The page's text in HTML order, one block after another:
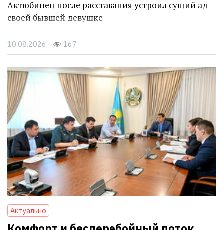
Актюбинец после расставания устроил сущий ад
своей бывшей девушке
10.08.2026 167
Актуально